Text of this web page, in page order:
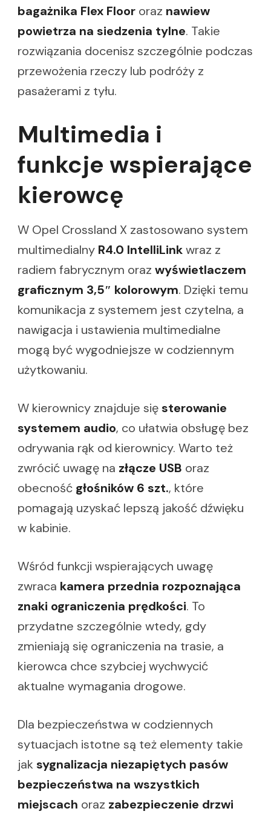
bagażnika Flex Floor oraz nawiew
powietrza na siedzenia tylne. Takie
rozwiązania docenisz szczególnie podczas
przewożenia rzeczy lub podróży z
pasażerami z tyłu.
Multimedia i
funkcje wspierające
kierowcę
W Opel Crossland X zastosowano system
multimedialny R4.0 IntelliLinkwraz z
radiem fabrycznym oraz wyświetlaczem
graficznym 3,5″ kolorowym. Dzięki temu
komunikacja z systemem jest czytelna, a
nawigacja i ustawienia multimedialne
mogą być wygodniejsze w codziennym
użytkowaniu.
W kierownicy znajduje się sterowanie
systemem audio, co ułatwia obsługę bez
odrywania rąk od kierownicy. Warto też
zwrócić uwagę na złącze USB oraz
obecność głośników 6 szt., które
pomagają uzyskać lepszą jakość dźwięku
w kabinie.
Wśród funkcji wspierających uwagę
zwraca kamera przednia rozpoznająca
znaki ograniczenia prędkości. To
przydatne szczególnie wtedy, gdy
zmieniają się ograniczenia na trasie, a
kierowca chce szybciej wychwycić
aktualne wymagania drogowe.
Dla bezpieczeństwa w codziennych
sytuacjach istotne są też elementy takie
jak sygnalizacja niezapiętych pasów
bezpieczeństwa na wszystkich
miejscach oraz zabezpieczenie drzwi